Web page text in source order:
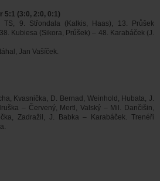
5:1 (3:0, 2:0, 0:1)
TS, 9. Střondala (Kalkis, Haas), 13. Průšek
Kubiesa (Sikora, Průšek) – 48. Karabáček (J.
Jan Vašíček.
Kvasnička, D. Bernad, Weinhold, Hubata, J.
– Červený, Mertl, Valský – Mil. Dančišin,
Zadražil, J. Babka – Karabáček. Trenéři